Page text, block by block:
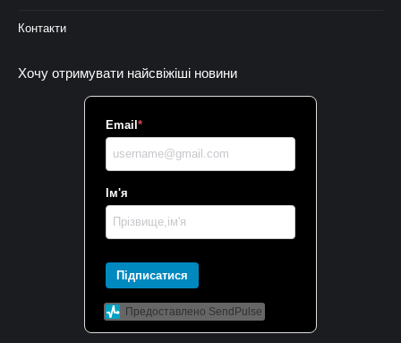
Контакти
Хочу отримувати найсвіжіші новини
Email *
Ім'я
Підписатися
Предоставлено SendPulse